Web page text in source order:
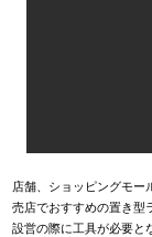
店舗、ショッピングモー
売店でおすすめの置き型
設営の際に工具が必要と